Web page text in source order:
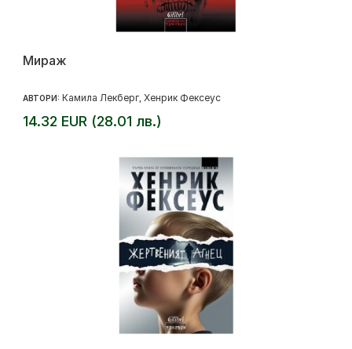
Мираж
АВТОРИ: Камила Лекберг Хенрик Фексеус
14.32 EUR (28.01 лв.)